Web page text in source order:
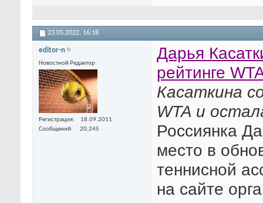
23.05.2022, 16:18
editor-n
Новостной Редактор
Регистрация
18.09.2011
Сообщений
20,245
Дарья
рейтинге
Касаткина
WTA и
Россиянка
место в
теннисной
на сайте